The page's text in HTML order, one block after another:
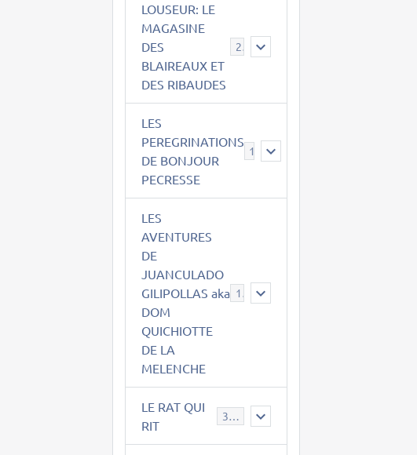
LOUSEUR: LE
MAGASINE
DES
BLAIREAUX ET
DES RIBAUDES
21
LES
PEREGRINATIONS
DE BONJOUR
PECRESSE
14
LES
AVENTURES
DE
JUANCULADO
GILIPOLLAS aka
DOM
QUICHIOTTE
DE LA
MELENCHE
119
LE RAT QUI
RIT
395